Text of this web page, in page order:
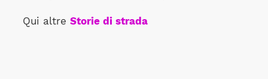
Qui altre Storie di strada